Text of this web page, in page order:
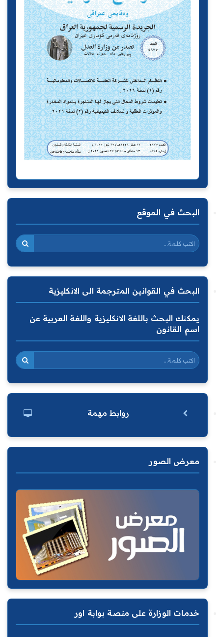
البحث في الموقع
البحث في القوانين المترجمة الى الانكليزية
يمكنك البحث باللغة الانكليزية واللغة العربية عن
اسم القانون
روابط مهمة
معرض الصور
خدمات الوزارة على منصة بوابة اور